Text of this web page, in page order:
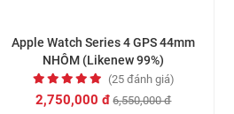
Apple Watch Series 4 GPS 44mm
NHÔM (Likenew 99%)
(25 đánh giá)
2,750,000 đ 6,550,000 đ